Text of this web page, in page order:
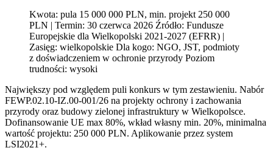
Kwota: pula 15 000 000 PLN, min. projekt 250 000
PLN | Termin: 30 czerwca 2026 Źródło: Fundusze
Europejskie dla Wielkopolski 2021-2027 (EFRR) |
Zasięg: wielkopolskie Dla kogo: NGO, JST, podmioty
z doświadczeniem w ochronie przyrody Poziom
trudności: wysoki
Największy pod względem puli konkurs w tym zestawieniu. Nabór
FEWP.02.10-IZ.00-001/26 na projekty ochrony i zachowania
przyrody oraz budowy zielonej infrastruktury w Wielkopolsce.
Dofinansowanie UE max 80%, wkład własny min. 20%, minimalna
wartość projektu: 250 000 PLN. Aplikowanie przez system
LSI2021+.